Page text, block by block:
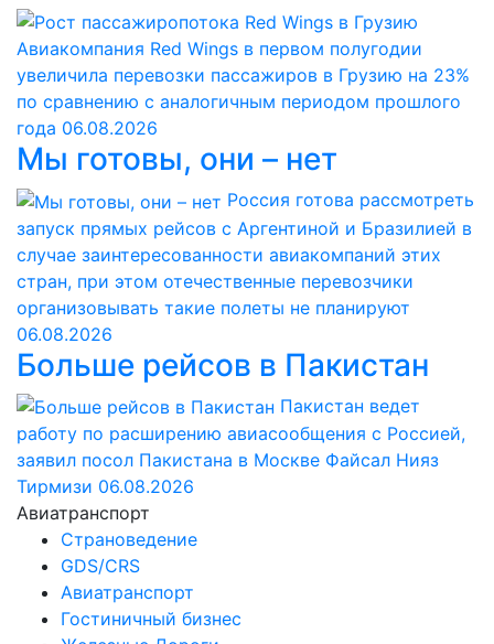
Авиакомпания Red Wings в первом полугодии
увеличила перевозки пассажиров в Грузию на 23%
по сравнению с аналогичным периодом прошлого
года 06.08.2026
Мы готовы, они – нет
Россия готова рассмотреть
запуск прямых рейсов с Аргентиной и Бразилией в
случае заинтересованности авиакомпаний этих
стран, при этом отечественные перевозчики
организовывать такие полеты не планируют
06.08.2026
Больше рейсов в Пакистан
Пакистан ведет
работу по расширению авиасообщения с Россией,
заявил посол Пакистана в Москве Файсал Нияз
Тирмизи 06.08.2026
Авиатранспорт
Страноведение
GDS/CRS
Авиатранспорт
Гостиничный бизнес